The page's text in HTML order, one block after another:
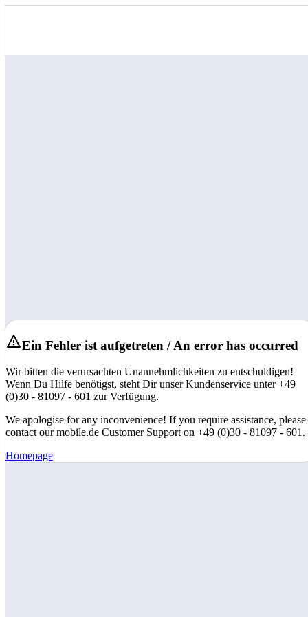
Ein Fehler ist aufgetreten / An error has occurred
Wir bitten die verursachten Unannehmlichkeiten zu entschuldigen!
Wenn Du Hilfe benötigst, steht Dir unser Kundenservice unter +49
(0)30 - 81097 - 601 zur Verfügung.
We apologise for any inconvenience! If you require assistance, please
contact our mobile.de Customer Support on +49 (0)30 - 81097 - 601.
Homepage